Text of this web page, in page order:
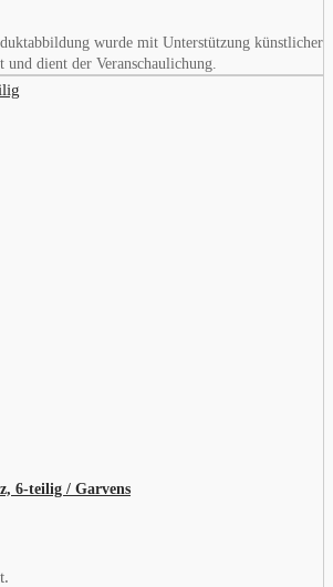
wurde mit Unterstützung künstlicher
dient der Veranschaulichung.
6-teilig / Garvens